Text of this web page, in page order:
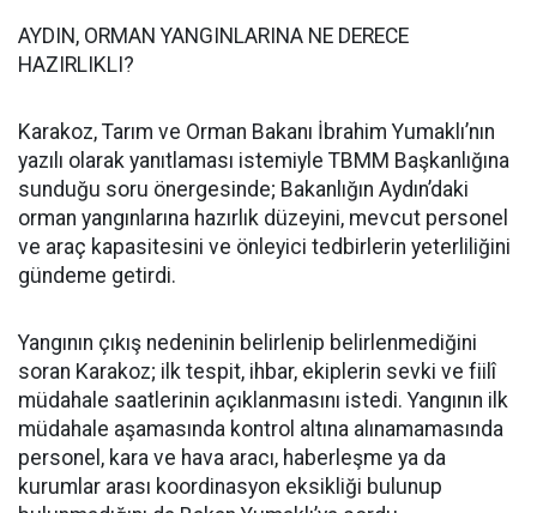
AYDIN, ORMAN YANGINLARINA NE DERECE
HAZIRLIKLI?
Karakoz, Tarım ve Orman Bakanı İbrahim Yumaklı’nın
yazılı olarak yanıtlaması istemiyle TBMM Başkanlığına
sunduğu soru önergesinde; Bakanlığın Aydın’daki
orman yangınlarına hazırlık düzeyini, mevcut personel
ve araç kapasitesini ve önleyici tedbirlerin yeterliliğini
gündeme getirdi.
Yangının çıkış nedeninin belirlenip belirlenmediğini
soran Karakoz; ilk tespit, ihbar, ekiplerin sevki ve fiilî
müdahale saatlerinin açıklanmasını istedi. Yangının ilk
müdahale aşamasında kontrol altına alınamamasında
personel, kara ve hava aracı, haberleşme ya da
kurumlar arası koordinasyon eksikliği bulunup